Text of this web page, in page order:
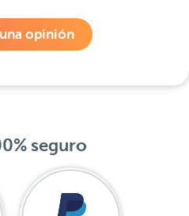
opinión
seguro